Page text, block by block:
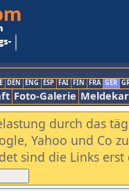
DEN ENG ESP FAI FIN FRA GER
Foto-Galerie
durch das
Yahoo und Co
sind die Links